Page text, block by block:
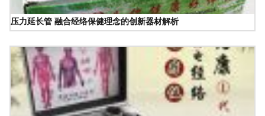
压力延长管 融合经络保健理念的创新器材解析